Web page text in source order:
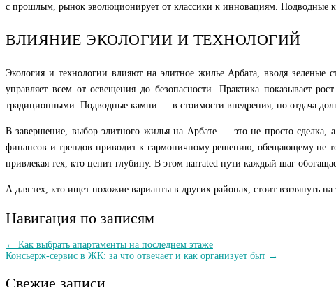
с прошлым, рынок эволюционирует от классики к инновациям. Подводные
ВЛИЯНИЕ ЭКОЛОГИИ И ТЕХНОЛОГИЙ
Экология и технологии влияют на элитное жилье Арбата, вводя
управляет всем от освещения до безопасности. Практика показывает
традиционными. Подводные камни — в стоимости внедрения, но отдача
В завершение, выбор элитного жилья на Арбате — это не просто сделка,
финансов и трендов приводит к гармоничному решению, обещающему не
привлекая тех, кто ценит глубину. В этом narrated пути каждый шаг
А для тех, кто ищет похожие варианты в других районах, стоит взглянуть
Навигация по записям
← Как выбрать апартаменты на последнем этаже
Консьерж-сервис в ЖК: за что отвечает и как организует быт →
Свежие записи